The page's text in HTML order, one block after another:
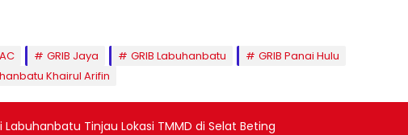
GRIB Jaya GRIB Labuhanbatu
GRIB Panai Hulu
Khairul Arifin
Labuhanbatu Tinjau Lokasi TMMD di Selat Beting